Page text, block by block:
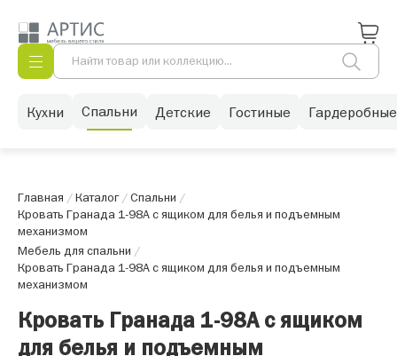
Кухни Спальни Детские Гостиные Гардеробные
Главная /Каталог/Спальни /
Кровать Гранада 1-98А с ящиком для белья и подъемным
механизмом
Мебель для спальни /
Кровать Гранада 1-98А с ящиком для белья и подъемным
механизмом
Кровать Гранада 1-98А с ящиком
для белья и подъемным